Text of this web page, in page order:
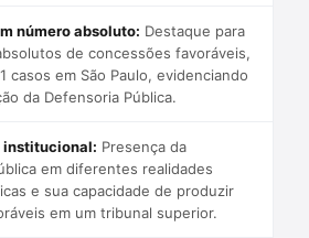
número absoluto: Destaque para
de concessões favoráveis,
casos em São Paulo, evidenciando
da Defensoria Pública.
institucional: Presença da
em diferentes realidades
e sua capacidade de produzir
em um tribunal superior.